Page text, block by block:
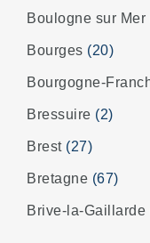
Boulogne sur Mer
Bourges (20)
Bourgogne-
Bressuire (2)
Brest (27)
Bretagne (67)
Brive-la-Gaillarde